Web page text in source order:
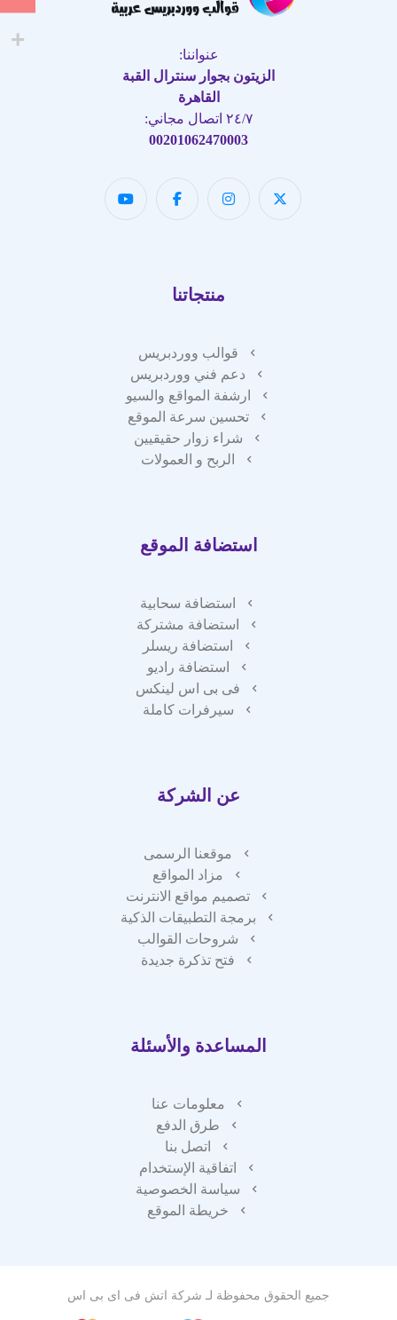
عنواننا:
الزيتون بجوار سنترال القبة
القاهرة
٢٤/٧ اتصال مجاني:
00201062470003
منتجاتنا
قوالب ووردبريس
دعم فني ووردبريس
ارشفة المواقع والسيو
تحسين سرعة الموقع
شراء زوار حقيقيين
الربح و العمولات
استضافة الموقع
استضافة سحابية
استضافة مشتركة
استضافة ريسلر
استضافة راديو
فى بى اس لينكس
سيرفرات كاملة
عن الشركة
موقعنا الرسمى
مزاد المواقع
تصميم مواقع الانترنت
برمجة التطبيقات الذكية
شروحات القوالب
فتح تذكرة جديدة
المساعدة والأسئلة
معلومات عنا
طرق الدفع
اتصل بنا
اتفاقية الإستخدام
سياسة الخصوصية
خريطة الموقع
جميع الحقوق محفوظة لـ شركة اتش فى اى بى اس